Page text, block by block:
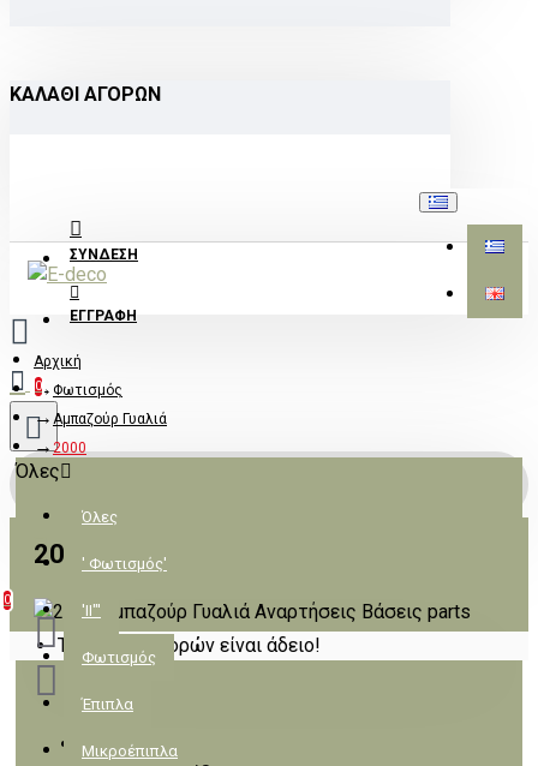
ΚΑΛΆΘΙ ΑΓΟΡΏΝ
ΣΎΝΔΕΣΗ
ΕΓΓΡΑΦΉ
0
Όλες
Όλες
' Φωτισμός'
'II"'
Φωτισμός
Έπιπλα
Μικροέπιπλα
0
Το καλάθι αγορών είναι άδειο!
Αρχική
Φωτισμός
Αμπαζούρ Γυαλιά
2000
2000
Διαθέσιμο